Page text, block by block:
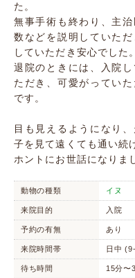
た。
無事手術も終わり、主
数などを説明していた
していただき安心でした。
退院のときには、入院
ただき、可愛がってい
です。
目も見えるようになり
子を見て遠くても通い続
ホントにお世話になりま
動物の種類 イヌ
来院目的 入院
予約の有無 あり
来院時間帯 日中
待ち時間 15分〜